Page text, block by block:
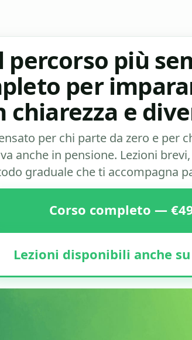
percorso più
per
chiarezza e
per chi parte da zero e per
anche in pensione. Lezioni
graduale che ti accompagna
Corso completo —
Lezioni disponibili anche su